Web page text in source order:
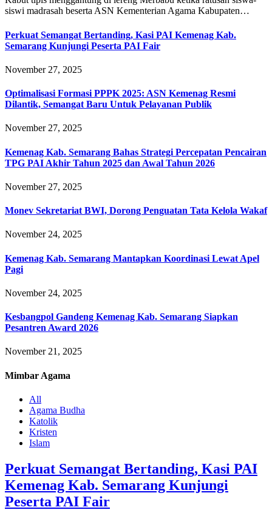
siswi madrasah beserta ASN Kementerian Agama Kabupaten…
Perkuat Semangat Bertanding, Kasi PAI Kemenag Kab.
Semarang Kunjungi Peserta PAI Fair
November 27, 2025
Optimalisasi Formasi PPPK 2025: ASN Kemenag Resmi
Dilantik, Semangat Baru Untuk Pelayanan Publik
November 27, 2025
Kemenag Kab. Semarang Bahas Strategi Percepatan Pencairan
TPG PAI Akhir Tahun 2025 dan Awal Tahun 2026
November 27, 2025
Monev Sekretariat BWI, Dorong Penguatan Tata Kelola Wakaf
November 24, 2025
Kemenag Kab. Semarang Mantapkan Koordinasi Lewat Apel
Pagi
November 24, 2025
Kesbangpol Gandeng Kemenag Kab. Semarang Siapkan
Pesantren Award 2026
November 21, 2025
Mimbar Agama
All
Agama Budha
Katolik
Kristen
Islam
Perkuat Semangat Bertanding, Kasi PAI
Kemenag Kab. Semarang Kunjungi
Peserta PAI Fair